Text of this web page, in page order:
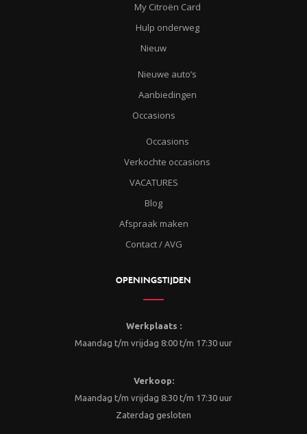
My Citroën Card
Hulp onderweg
Nieuw
Nieuwe auto’s
Aanbiedingen
Occasions
Occasions
Verkochte occasions
VACATURES
Blog
Afspraak maken
Contact / AVG
OPENINGSTIJDEN
Werkplaats :
Maandag t/m vrijdag 8:00 t/m 17:30 uur
Verkoop:
Maandag t/m vrijdag 8:30 t/m 17:30 uur
Zaterdag gesloten